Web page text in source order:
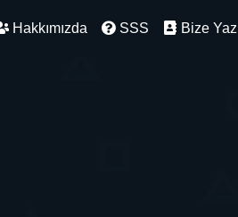
Hakkımızda SSS Bize